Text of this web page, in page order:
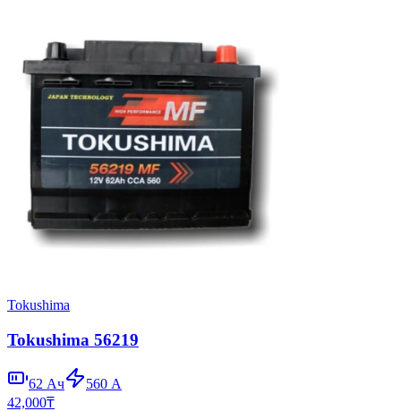
Tokushima
Tokushima 56219
62 Ач 560 А
42,000₸